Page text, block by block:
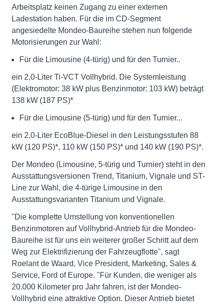
Arbeitsplatz keinen Zugang zu einer externen
Ladestation haben. Für die im CD-Segment
angesiedelte Mondeo-Baureihe stehen nun folgende
Motorisierungen zur Wahl:
Für die Limousine (4-türig) und für den Turnier..
ein 2,0-Liter Ti-VCT Vollhybrid. Die Systemleistung
(Elektromotor: 38 kW plus Benzinmotor: 103 kW) beträgt
138 kW (187 PS)*
Für die Limousine (5-türig) und für den Turnier...
ein 2,0-Liter EcoBlue-Diesel in den Leistungsstufen 88
kW (120 PS)*, 110 kW (150 PS)* und 140 kW (190 PS)*.
Der Mondeo (Limousine, 5-türig und Turnier) steht in den
Ausstattungsversionen Trend, Titanium, Vignale und ST-
Line zur Wahl, die 4-türige Limousine in den
Ausstattungsvarianten Titanium und Vignale.
"Die komplette Umstellung von konventionellen
Benzinmotoren auf Vollhybrid-Antrieb für die Mondeo-
Baureihe ist für uns ein weiterer großer Schritt auf dem
Weg zur Elektrifizierung der Fahrzeugflotte", sagt
Roelant de Waard, Vice President, Marketing, Sales &
Service, Ford of Europe. "Für Kunden, die weniger als
20.000 Kilometer pro Jahr fahren, ist der Mondeo-
Vollhybrid eine attraktive Option. Dieser Antrieb bietet